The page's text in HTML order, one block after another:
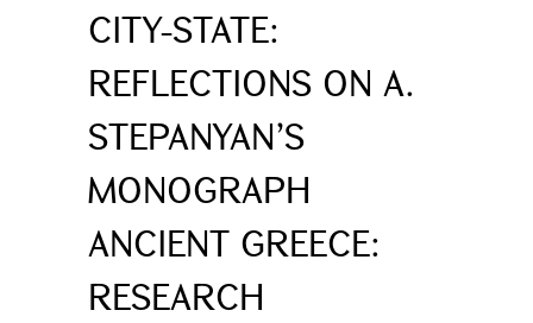
CITY-STATE:
REFLECTIONS ON A.
STEPANYAN’S
MONOGRAPH
ANCIENT GREECE:
RESEARCH